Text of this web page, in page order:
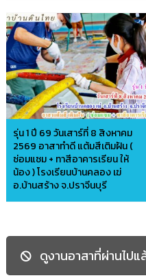
รุ่น 1 ปี 69 วันเสาร์ที่ 8 สิงหาคม
2569 อาสาทำดี แต้มสีเติมฝัน (
ซ่อมแซม + ทาสีอาคารเรียน ให้
น้อง ) โรงเรียนบ้านคลอง เฆ่
อ.บ้านสร้าง จ.ปราจีนบุรี
ดูงานอาสาที่ผ่านไปแ